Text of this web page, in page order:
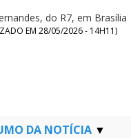
do R7, em Brasília
EM 28/05/2026 - 14H11)
DA NOTÍCIA